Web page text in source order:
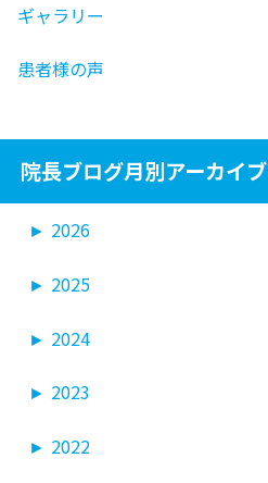
ギャラリー
患者様の声
院長ブログ月別アーカイブ
► 2026
► 2025
► 2024
► 2023
► 2022